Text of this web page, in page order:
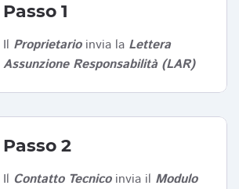
Passo 1
Il Proprietarioinvia la Lettera
Assunzione Responsabilità (LAR)
Passo 2
Il Contatto Tecnicoinvia il Modulo